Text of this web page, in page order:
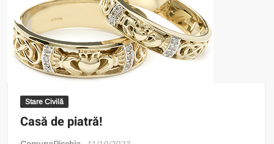
Stare Civilă
Casă de piatră!